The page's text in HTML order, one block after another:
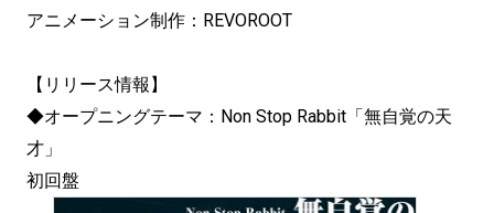
アニメーション制作：REVOROOT
【リリース情報】
◆オープニングテーマ：Non Stop Rabbit「無自覚の天
才」
初回盤